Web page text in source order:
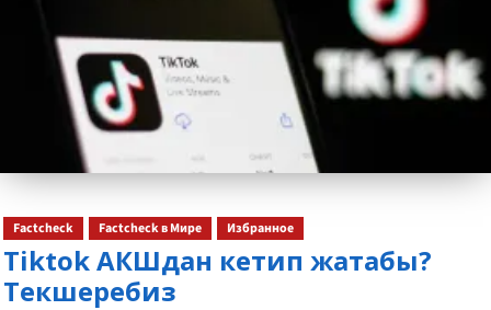
Factcheck Factcheck в Мире Избранное
Tiktok АКШдан кетип жатабы?
Текшеребиз